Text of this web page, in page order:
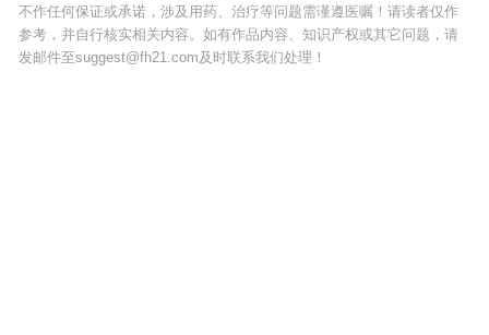
不作任何保证或承诺，涉及用药、治疗等问题需谨遵医嘱！请读者仅作
参考，并自行核实相关内容。如有作品内容、知识产权或其它问题，请
发邮件至suggest@fh21.com及时联系我们处理！